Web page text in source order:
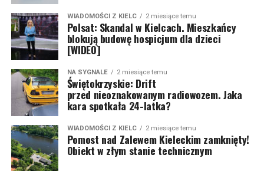
WIADOMOŚCI Z KIELC 2 miesiące temu
Polsat: Skandal w Kielcach. Mieszkańcy
blokują budowę hospicjum dla dzieci
[WIDEO]
NA SYGNALE 2 miesiące temu
Świętokrzyskie: Drift
przed nieoznakowanym radiowozem. Jaka
kara spotkała 24-latka?
WIADOMOŚCI Z KIELC 2 miesiące temu
Pomost nad Zalewem Kieleckim zamknięty!
Obiekt w złym stanie technicznym